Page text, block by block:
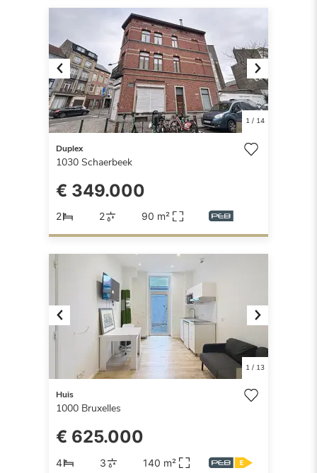
Previous Next
1/ 14
Duplex
1030 Schaerbeek
€ 349.000
2 2 90 m²
Previous Next
1/ 13
Huis
1000 Bruxelles
€ 625.000
4 3 140 m²